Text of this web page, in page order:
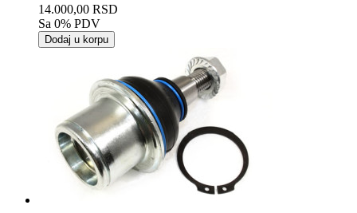
14.000,00 RSD
Sa 0% PDV
Dodaj u korpu